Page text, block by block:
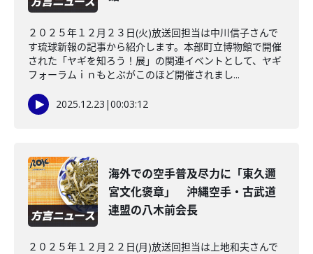
２０２５年１２月２３日(火)放送回担当は中川信子さんで
す琉球新報の記事から紹介します。本部町立博物館で開催
された「ヤギを知ろう！展」の関連イベントとして、ヤギ
フォーラムｉｎもとぶがこのほど開催されまし...
2025.12.23 |00:03:12
海外での空手普及尽力に「東久邇
宮文化褒章」 沖縄空手・古武道
連盟の八木前会長
２０２５年１２月２２日(月)放送回担当は上地和夫さんで